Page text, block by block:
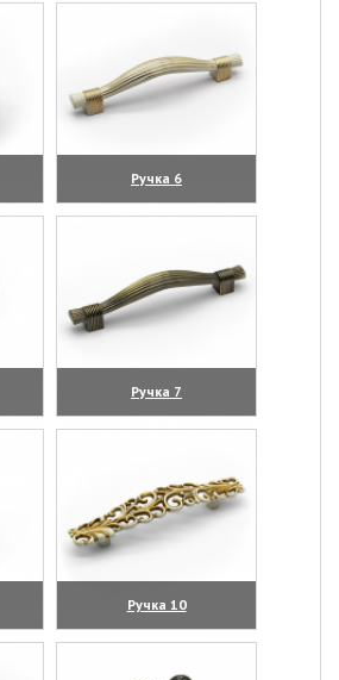
Ручка 6
(увеличить)
Ручка 7
(увеличить)
Ручка 10
(увеличить)